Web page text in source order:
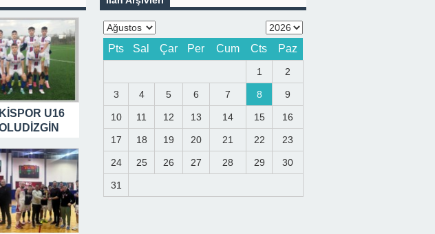
U16
Pts Sal Çar Per Cum Cts Paz
1 2
3 4 5 6 7 8 9
10 11 12 13 14 15 16
17 18 19 20 21 22 23
24 25 26 27 28 29 30
31